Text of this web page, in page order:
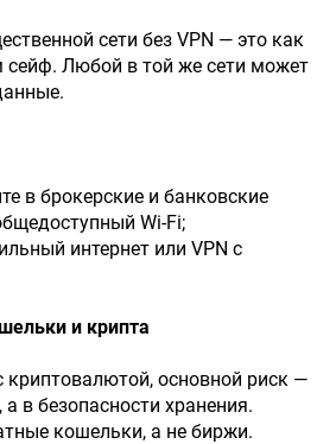
сети без VPN — это как
сейф. Любой в той же сети может
в брокерские и банковские
Wi-Fi;
интернет или VPN с
и крипта
криптовалютой, основной риск —
в безопасности хранения.
кошельки, а не биржи.